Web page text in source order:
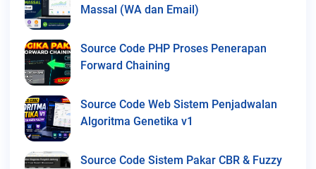
Massal (WA dan Email)
Source Code PHP Proses Penerapan
Forward Chaining
Source Code Web Sistem Penjadwalan
Algoritma Genetika v1
Source Code Sistem Pakar CBR & Fuzzy